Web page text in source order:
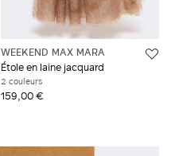
WEEKEND MAX MARA
Étole en laine jacquard
2 couleurs
159,00 €